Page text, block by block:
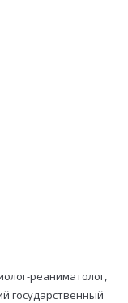
реаниматолог,
государственный